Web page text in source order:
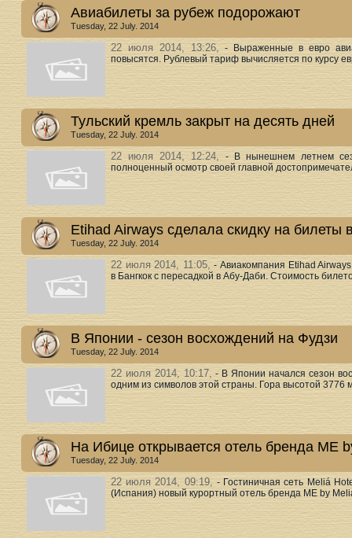
Авиабилеты за рубеж подорожают
Tuesday, 22 July. 2014
22 июля 2014, 13:26,- Выраженные в евро
повысятся. Рублевый тариф вычисляется по курсу
Тульский кремль закрыт на десять дней
Tuesday, 22 July. 2014
22 июля 2014, 12:24,- В нынешнем летнем
полноценный осмотр своей главной
Etihad Airways сделала скидку на билеты
Tuesday, 22 July. 2014
22 июля 2014, 11:05,- Авиакомпания Etihad
в Бангкок с пересадкой в Абу-Даби. Стоимость
В Японии - сезон восхождений на Фудзи
Tuesday, 22 July. 2014
22 июля 2014, 10:17,- В Японии начался сезон
одним из символов этой страны. Гора высотой 3776
На Ибице открывается отель бренда ME
Tuesday, 22 July. 2014
22 июля 2014, 09:19, - Гостиничная сеть Meliá
(Испания) новый курортный отель бренда ME by